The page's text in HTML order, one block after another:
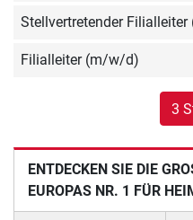
Stellvertretender
Filialleiter (m/w/d)
3
ENTDECKEN SIE DIE
UROPAS NR. 1 FÜR